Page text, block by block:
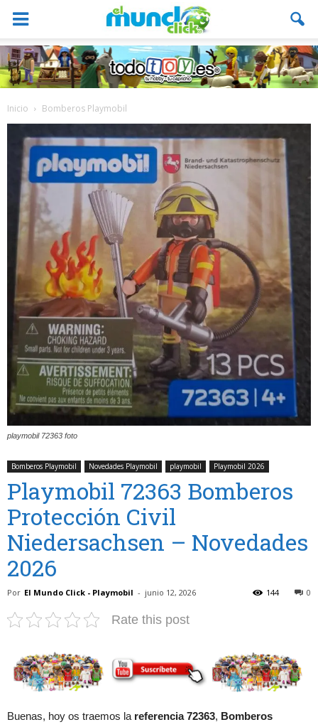
Inicio Bomberos Playmobil
playmobil 72363 foto
Bomberos Playmobil Novedades Playmobil playmobil Playmobil 2026
Playmobil 72363 Bomberos
Protección Civil
Niedersachsen – Novedades
2026
Por El Mundo Click - Playmobil - junio 12, 2026 0
144
Rate this post
Buenas, hoy os traemos la referencia 72363, Bomberos